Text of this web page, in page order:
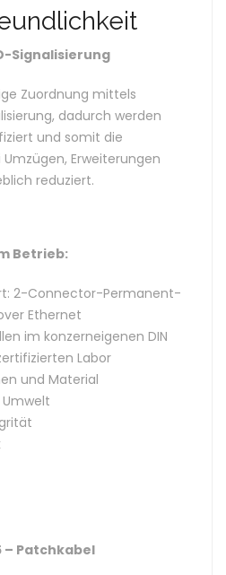
Signalisierung
Zuordnung mittels
dadurch werden
und somit die
Erweiterungen
reduziert.
Betrieb:
2-Connector-Permanent-
Ethernet
im konzerneigenen DIN
Labor
und Material
– Patchkabel